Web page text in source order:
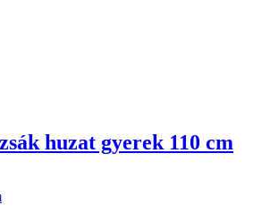
huzat gyerek 110 cm